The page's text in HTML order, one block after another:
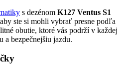
s dezénom K127 Ventus S1
ste si mohli vybrať presne podľa
obutie, ktoré vás podrží v každej
a bezpečnejšiu jazdu.